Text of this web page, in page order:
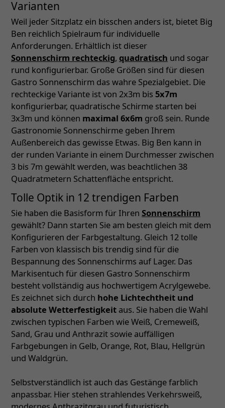
Varianten
Weil jeder Sitzplatz ein bisschen anders ist, bietet Big
Ben reichlich Spielraum für individuelle
Anforderungen. Erhältlich ist dieser
Sonnenschirm rechteckig, quadratisch und sogar
rund konfigurierbar. Große Größen sind für diesen
Gastro Sonnenschirm das wahre Spezialgebiet. Die
rechteckige Variante ist von 2x3m bis 5x7m
konfigurierbar, quadratische Schirme starten bei
3x3m und können maximal 6x6m groß sein. Runde
Gastronomie Sonnenschirme geben Ihrem
Außenbereich das gewisse Etwas. Big Ben kann in
der runden Variante in einem Durchmesser zwischen
3 bis 7m gewählt werden, was beachtlichen 38
Quadratmetern Schattenfläche entspricht.
Tolle Optik in 12 trendigen Farben
Sie haben die Basisform für Ihren Sonnenschirm
gewählt? Dann starten Sie am besten gleich mit dem
Konfigurieren der Farbgestaltung. Gleich 12 tolle
Farben von klassisch bis trendig sind für die
Bespannung des Sonnenschirms auf Lager. Das
Markisentuch für diesen Gastro Sonnenschirm
besteht vollständig aus hochwertigem Acrylgewebe.
Es zeichnet sich durch hohe Lichtechtheit und
absolute Wetterfestigkeit aus. Sie haben die Wahl
zwischen typischen Farben wie Weiß, Cremeweiß,
Sand, Grau und Anthrazit sowie auffälligen
Farbgebungen in Gelb, Orange, Rot, Blau, Hellgrün
und Waldgrün.
Selbstverständlich ist auch das Gestänge farblich
anpassbar. Hier stehen strahlendes Verkehrsweiß,